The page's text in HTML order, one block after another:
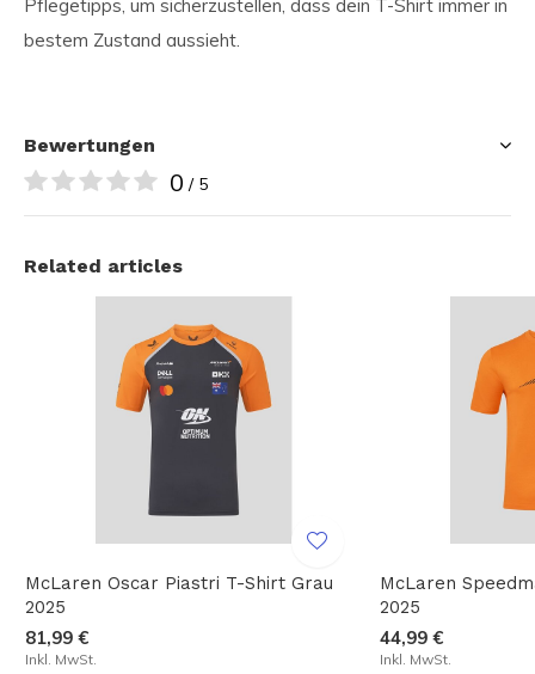
Pflegetipps, um sicherzustellen, dass dein T-Shirt immer in
bestem Zustand aussieht.
Bewertungen
0 / 5
Related articles
McLaren Oscar Piastri T-Shirt Grau
2025
81,99 €
Inkl. MwSt.
McLaren
2025
44,99 €
Inkl. MwSt.